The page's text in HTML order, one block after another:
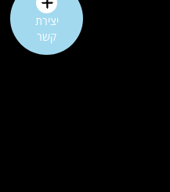
יצירת
קשר